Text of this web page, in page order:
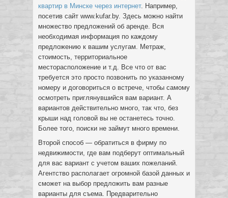
квартир в Минске через интернет. Например,
посетив сайт www.kufar.by. Здесь можно найти
множество предложений об аренде. Вся
необходимая информация по каждому
предложению к вашим услугам. Метраж,
стоимость, территориальное
месторасположение и т.д. Все что от вас
требуется это просто позвонить по указанному
номеру и договориться о встрече, чтобы самому
осмотреть приглянувшийся вам вариант. А
вариантов действительно много, так что, без
крыши над головой вы не останетесь точно.
Более того, поиски не займут много времени.
Второй способ — обратиться в фирму по
недвижимости, где вам подберут оптимальный
для вас вариант с учетом ваших пожеланий.
Агентство располагает огромной базой данных и
сможет на выбор предложить вам разные
варианты для съема. Предварительно